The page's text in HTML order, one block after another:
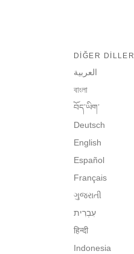
DIĞER DILLER
العربية
বাংলা
བོད་ཡིག་
Deutsch
English
Español
Français
ગુજરાતી
हिन्दी
Indonesia